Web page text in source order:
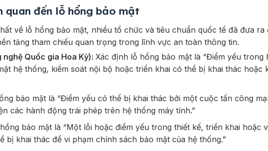
quan đến lỗ hổng bảo mật
về lỗ hổng bảo mật, nhiều tổ chức và tiêu chuẩn quốc tế đã đưa ra
tảng tham chiếu quan trọng trong lĩnh vực an toàn thông tin.
Quốc gia Hoa Kỳ): Xác định lỗ hổng bảo mật là “Điểm yếu trong
hệ thống, kiểm soát nội bộ hoặc triển khai có thể bị khai thác hoặc
bảo mật là “Điểm yếu có thể bị khai thác bởi một cuộc tấn công
các hành động trái phép trên hệ thống máy tính.”
bảo mật là “Một lỗi hoặc điểm yếu trong thiết kế, triển khai hoặc
bị khai thác để vi phạm chính sách bảo mật của hệ thống.”